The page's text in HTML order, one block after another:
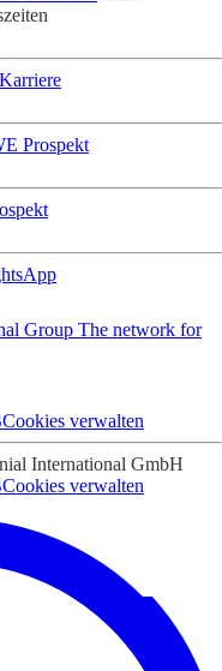
Karriere
Prospekt
App
Group The network for
Cookies verwalten
International GmbH
Cookies verwalten